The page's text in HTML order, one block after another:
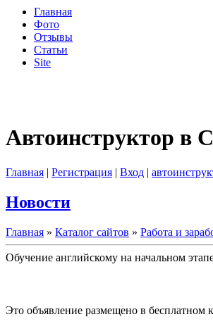
Главная
Фото
Отзывы
Статьи
Site
Автоинструктор в
Главная | Регистрация | Вход |
Новости
Главная » Каталог сайтов » Работа и
Обучение английскому на начальном
Это объявление размещено в бесплатном